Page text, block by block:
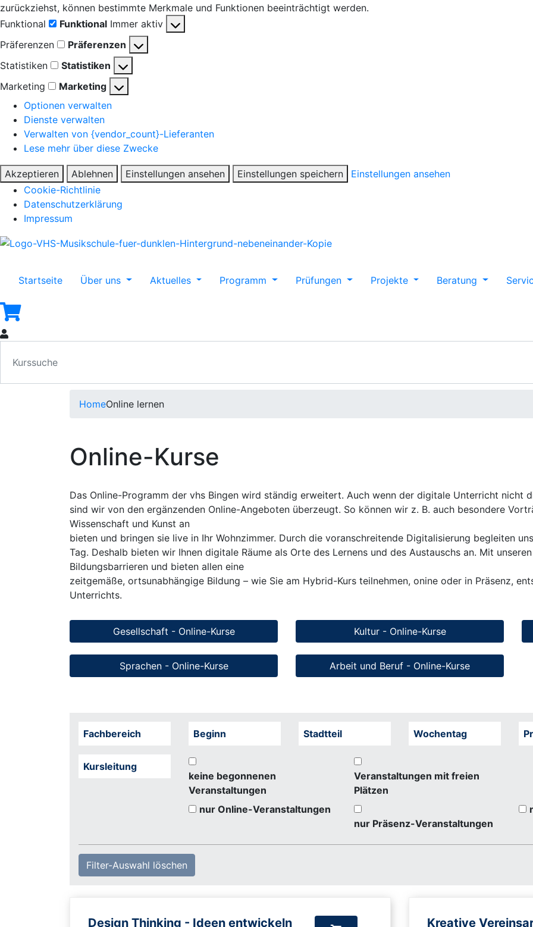
zurückziehst, können bestimmte Merkmale und Funktionen beeinträchtigt werden.
Funktional
Funktional Immer aktiv
Präferenzen
Präferenzen
Statistiken
Statistiken
Marketing
Marketing
Optionen verwalten
Dienste verwalten
Verwalten von {vendor_count}-Lieferanten
Lese mehr über diese Zwecke
Akzeptieren Ablehnen Einstellungen ansehen Einstellungen speichern
Einstellungen ansehen
Cookie-Richtlinie
Datenschutzerklärung
Impressum
Startseite Über uns Aktuelles Programm Prüfungen Projekte Beratung
HomeOnline lernen
Online-Kurse
Das Online-Programm der vhs Bingen wird ständig erweitert. Auch wenn der digitale Unterricht nicht
sind wir von den ergänzenden Online-Angeboten überzeugt. So können wir z. B. auch besondere
Wissenschaft und Kunst an
bieten und bringen sie live in Ihr Wohnzimmer. Durch die voranschreitende Digitalisierung begleiten
Tag. Deshalb bieten wir Ihnen digitale Räume als Orte des Lernens und des Austauschs an. Mit
Bildungsbarrieren und bieten allen eine
zeitgemäße, ortsunabhängige Bildung – wie Sie am Hybrid-Kurs teilnehmen, onine oder in Präsenz,
Unterrichts.
Gesellschaft - Online-Kurse Kultur - Online-Kurse
Sprachen - Online-Kurse Arbeit und Beruf - Online-Kurse
Fachbereich Beginn Stadtteil Wochentag
Kursleitung
keine begonnenen
Veranstaltungen
Veranstaltungen mit freien
Plätzen
nur Online-Veranstaltungen
nur Präsenz-Veranstaltungen
Filter-Auswahl löschen
Design Thinking - Ideen entwickeln Kreative